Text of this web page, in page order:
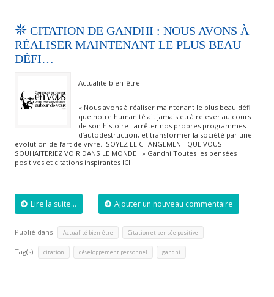
CITATION DE GANDHI : NOUS AVONS À
RÉALISER MAINTENANT LE PLUS BEAU
DÉFI…
Actualité bien-être
« Nous avons à réaliser maintenant le plus beau défi
que notre humanité ait jamais eu à relever au cours
de son histoire : arrêter nos propres programmes
d’autodestruction, et transformer la société par une
évolution de l’art de vivre…SOYEZ LE CHANGEMENT QUE VOUS
SOUHAITERIEZ VOIR DANS LE MONDE ! » Gandhi Toutes les pensées
positives et citations inspirantes ICI
Lire la suite... Ajouter un nouveau commentaire
Publié dans Actualité bien-être Citation et pensée positive
Tag(s) citation développement personnel gandhi